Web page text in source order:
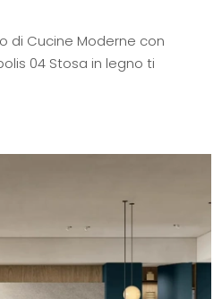
di Cucine Moderne con
04 Stosa in legno ti